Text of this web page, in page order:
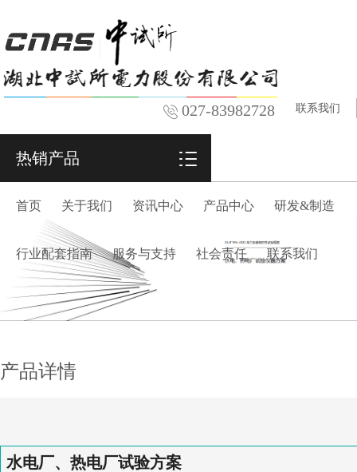
027-83982728 联系我们
热销产品
首页 关于我们 资讯中心 产品中心 研发&制造
行业配套指南 服务与支持 社会责任 联系我们
产品详情
水电厂、热电厂试验方案